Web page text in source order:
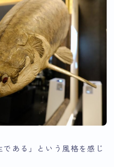
ある」という風格を感じ